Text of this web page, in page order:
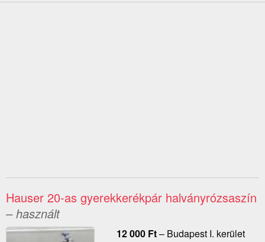
Hauser 20-as gyerekkerékpár halványrózsaszín
– használt
12 000 Ft– Budapest I. kerület